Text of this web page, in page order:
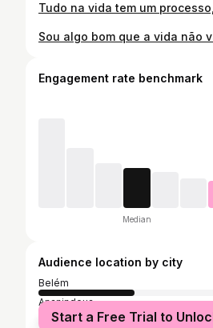
Engagement rate benchmark
Median
Audience location by city
Belém
Ananindeua
Castanhal
Start a Free Trial to